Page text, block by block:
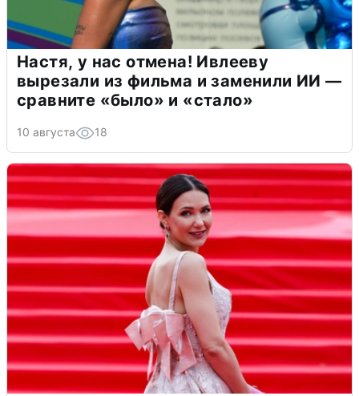
Настя, у нас отмена! Ивлееву
вырезали из фильма и заменили ИИ —
сравните «было» и «стало»
10 августа 18